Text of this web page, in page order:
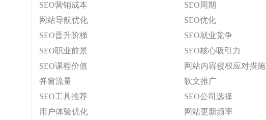
SEO营销成本
SEO周期
网站导航优化
SEO优化
SEO晋升阶梯
SEO就业竞争
SEO职业前景
SEO核心吸引力
SEO课程价值
网站内容侵权应对措施
弹窗流量
软文推广
SEO工具推荐
SEO公司选择
用户体验优化
网站更新频率